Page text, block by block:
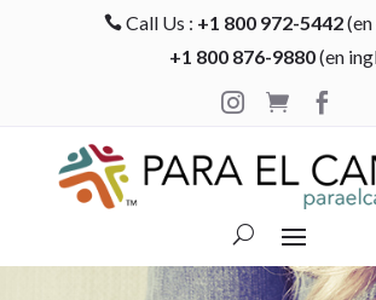
 Call Us : +1 800 972-5442
+1 800 876-9880(en

 